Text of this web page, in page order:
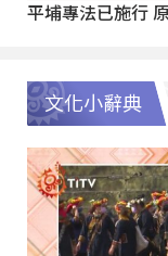
平埔專法已施行
文化小辭典